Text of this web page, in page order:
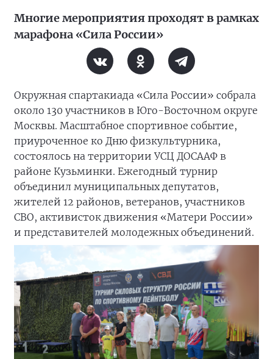
Многие мероприятия проходят в рамках
марафона «Сила России»
Окружная спартакиада «Сила России» собрала
около 130 участников в Юго-Восточном округе
Москвы. Масштабное спортивное событие,
приуроченное ко Дню физкультурника,
состоялось на территории УСЦ ДОСААФ в
районе Кузьминки. Ежегодный турнир
объединил муниципальных депутатов,
жителей 12 районов, ветеранов, участников
СВО, активисток движения «Матери России»
и представителей молодежных объединений.